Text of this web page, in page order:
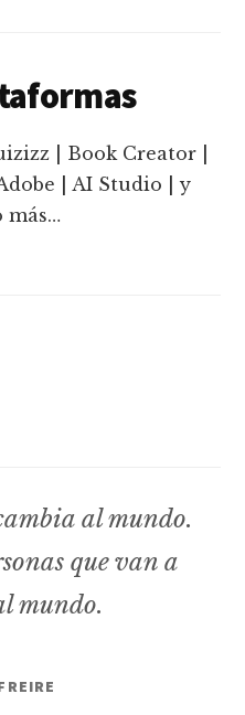
| Book Creator |
| AI Studio | y
más…
al mundo.
que van a
mundo.